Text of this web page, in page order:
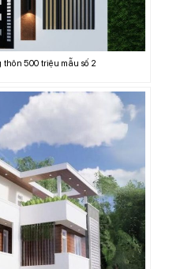
500 triệu mẫu số 2